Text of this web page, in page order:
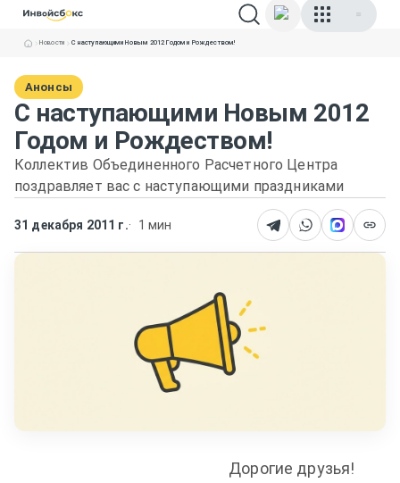
Новости С наступающими Новым 2012 Годом и Рождеством!
Анонсы
С наступающими Новым 2012
Годом и Рождеством!
Коллектив Объединенного Расчетного Центра
поздравляет вас с наступающими праздниками
31 декабря 2011 г. 1 мин
Дорогие друзья!